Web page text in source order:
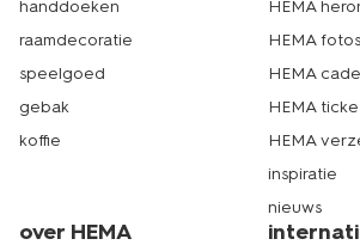
handdoeken
raamdecoratie
speelgoed
gebak
koffie
HEMA
HEMA
HEMA
HEMA
HEMA
inspiratie
nieuws
over HEMA